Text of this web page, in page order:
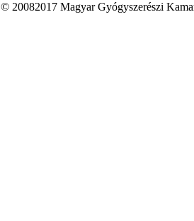
© 20082017 Magyar Gyógyszerészi